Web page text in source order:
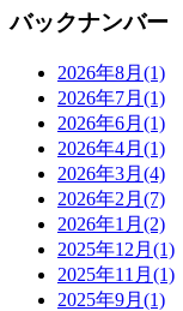
バックナンバー
2026年8月 (1)
2026年7月 (1)
2026年6月 (1)
2026年4月 (1)
2026年3月 (4)
2026年2月 (7)
2026年1月 (2)
2025年12月 (1)
2025年11月 (1)
2025年9月 (1)